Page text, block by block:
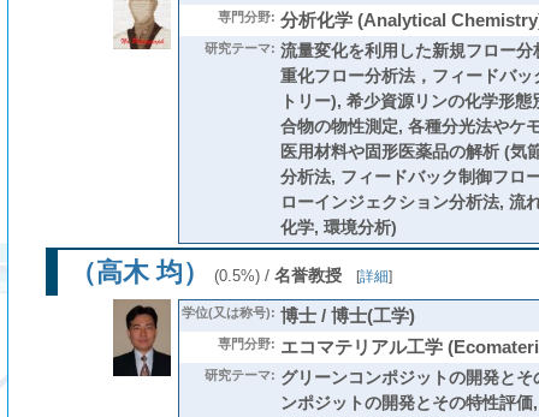
専門分野: 分析化学 (Analytical
研究テーマ: 流量変化を利用した新規フロー
重化フロー分析法，フィードバ
トリー), 希少資源リンの化学形
合物の物性測定, 各種分光法やケ
医用材料や固形医薬品の解析 (気
分析法, フィードバック制御フロ
ローインジェクション分析法, 流
化学, 環境分析)
（高木 均） (0.5%)/ 名誉教授 [詳細]
学位(又は称号): 博士 / 博士(工学)
専門分野: エコマテリアル工学
研究テーマ: グリーンコンポジットの開発と
ンポジットの開発とその特性評